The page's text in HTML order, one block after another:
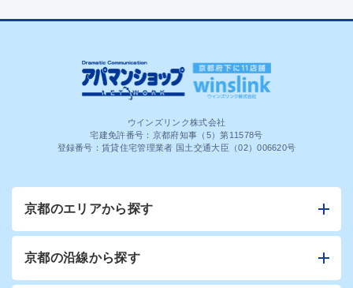
ウインズリンク株式会社
宅建免許番号：京都府知事（5）第11578号
登録番号：賃貸住宅管理業者 国土交通大臣（02）006620号
京都のエリアから探す
京都の沿線から探す